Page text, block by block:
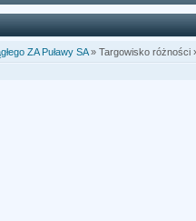
ZA Puławy SA» Targowisko różności